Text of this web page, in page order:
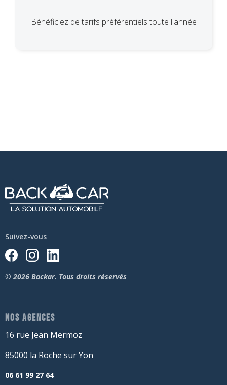
Bénéficiez de tarifs préférentiels toute l'année
Suivez-vous
© 2026 Backar. Tous droits réservés
NOS AGENCES
16 rue Jean Mermoz
85000 la Roche sur Yon
06 61 99 27 64